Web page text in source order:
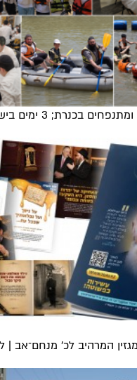
3 ימים בישיבת קיץ
המרהיב לכ’ מנחם־אב |